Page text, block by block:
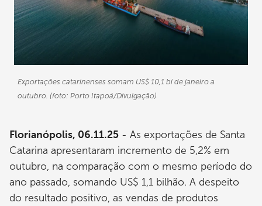
Exportações catarinenses somam US$ 10,1 bi de janeiro a
outubro. (foto: Porto Itapoá/Divulgação)
Florianópolis, 06.11.25 - As exportações de Santa
Catarina apresentaram incremento de 5,2% em
outubro, na comparação com o mesmo período do
ano passado, somando US$ 1,1 bilhão. A despeito
do resultado positivo, as vendas de produtos